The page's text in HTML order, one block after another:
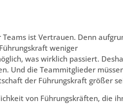
ist Vertrauen. Denn
weniger
was wirklich passiert.
Und die Teammitglieder
der Führungskraft größer
von Führungskräften, die